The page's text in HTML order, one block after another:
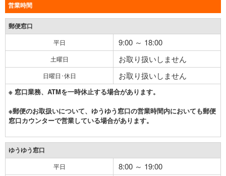
営業時間
郵便窓口
平日 9:00 ～ 18:00
土曜日 お取り扱いしません
日曜日･休日 お取り扱いしません
※ 窓口業務、ATMを一時休止する場合があります。
※郵便のお取扱いについて、ゆうゆう窓口の営業時間内においても郵便
窓口カウンターで営業している場合があります。
ゆうゆう窓口
平日 8:00 ～ 19:00